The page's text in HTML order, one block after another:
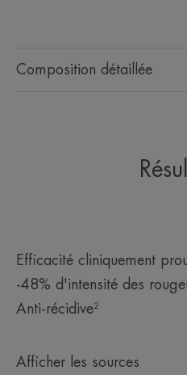
Composition détaillée
Efficacité cliniquement
-48% d'intensité des
Anti-récidive²
Afficher les sources